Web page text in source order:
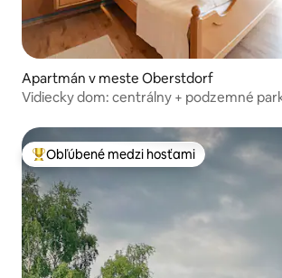
Apartmán v meste Oberstdorf
Vidiecky dom: centrálny + podzemné
Najobľúbenejšie medzi hosťami
Obľúbené medzi hosťami